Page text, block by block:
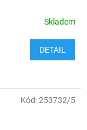
Skladem
DETAIL
Kód:253732/5